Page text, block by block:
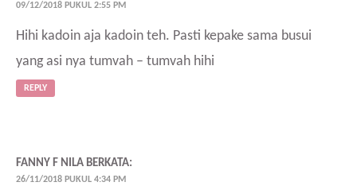
09/12/2018 PUKUL 2:55 PM
Hihi kadoin aja kadoin teh. Pasti kepake sama busui
yang asi nya tumvah – tumvah hihi
REPLY
FANNY F NILA BERKATA:
26/11/2018 PUKUL 4:34 PM